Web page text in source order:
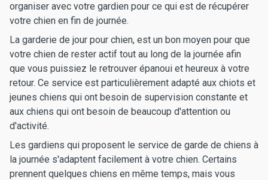
organiser avec votre gardien pour ce qui est de récupérer
votre chien en fin de journée.
La garderie de jour pour chien, est un bon moyen pour que
votre chien de rester actif tout au long de la journée afin
que vous puissiez le retrouver épanoui et heureux à votre
retour. Ce service est particulièrement adapté aux chiots et
jeunes chiens qui ont besoin de supervision constante et
aux chiens qui ont besoin de beaucoup d'attention ou
d'activité.
Les gardiens qui proposent le service de garde de chiens à
la journée s'adaptent facilement à votre chien. Certains
prennent quelques chiens en même temps, mais vous